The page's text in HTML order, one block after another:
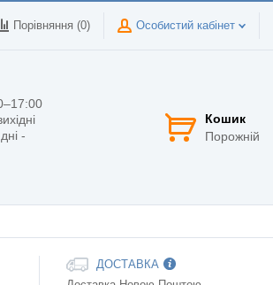
Порівняння (0) Особистий кабінет
-
Кошик
Порожній
ДОСТАВКА